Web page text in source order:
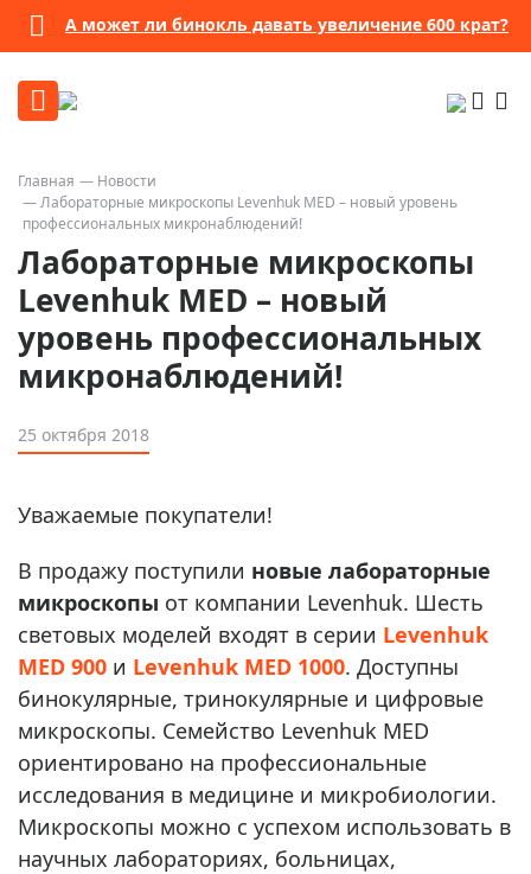
А может ли бинокль давать увеличение 600 крат?
Главная
Новости
Лабораторные микроскопы Levenhuk MED – новый уровень
профессиональных микронаблюдений!
Лабораторные микроскопы
Levenhuk MED – новый
уровень профессиональных
микронаблюдений!
25 октября 2018
Уважаемые покупатели!
В продажу поступили новые лабораторные
микроскопы от компании Levenhuk. Шесть
световых моделей входят в серии Levenhuk
MED 900 и Levenhuk MED 1000. Доступны
бинокулярные, тринокулярные и цифровые
микроскопы. Семейство Levenhuk MED
ориентировано на профессиональные
исследования в медицине и микробиологии.
Микроскопы можно с успехом использовать в
научных лабораториях, больницах,